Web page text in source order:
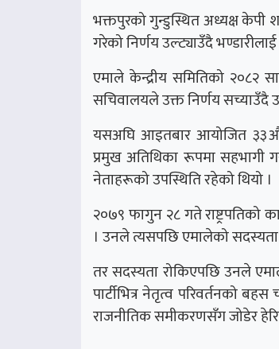
भक्तपुरको गुन्डुस्थित अध्यक्ष
गरेको निर्णय उल्ट्याउँदै
एमाले केन्द्रीय समितिको २०८२
सचिवालयले उक्त निर्णय सच्याउँदै
यसअघि आइतबार आयोजित ३३औँ
प्रमुख अतिथिका रूपमा सहभागी
नेताहरूको उपस्थिति रहेको थियो ।
२०७९ फागुन २८ गते राष्ट्रपतिको
। उनले त्यसपछि एमालेको सदस्यता
तर सदस्यता रोकिएपछि उनले
पार्टीभित्र नेतृत्व परिवर्तनको
राजनीतिक समीकरणसँग जोडेर